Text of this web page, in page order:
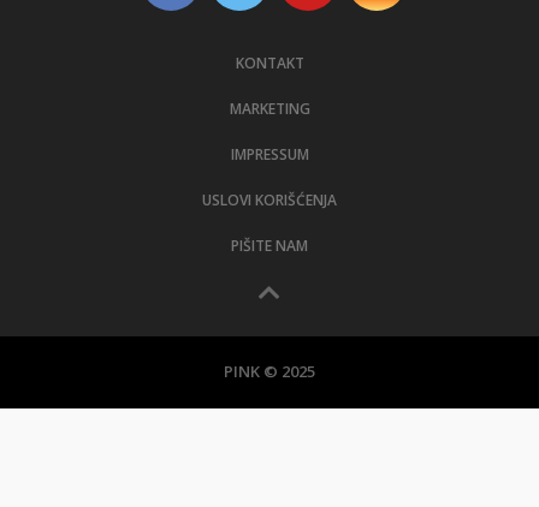
KONTAKT
MARKETING
IMPRESSUM
USLOVI KORIŠĆENJA
PIŠITE NAM
PINK © 2025